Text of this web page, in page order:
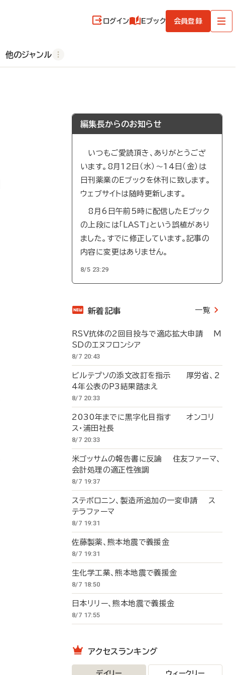
ログイン Eブック 会員登録
他のジャンル
編集長からのお知らせ
いつもご愛読頂き、ありがとうござ
います。8月12日（水）～14日（金）は
日刊薬業のEブックを休刊に致します。
ウェブサイトは随時更新します。
8月6日午前5時に配信したEブック
の上段には「LAST」という誤植があり
ました。すでに修正しています。記事の
内容に変更はありません。
8/5 23:29
新着記事 一覧
RSV抗体の2回目投与で適応拡大申請 M
SDのエヌフロンシア
8/7 20:43
ビルテプソの添文改訂を指示 厚労省、2
4年公表のP3結果踏まえ
8/7 20:33
2030年までに黒字化目指す オンコリ
ス・浦田社長
8/7 20:33
米ゴッサムの報告書に反論 住友ファーマ、
会計処理の適正性強調
8/7 19:37
ステボロニン、製造所追加の一変申請 ス
テラファーマ
8/7 19:31
佐藤製薬、熊本地震で義援金
8/7 19:31
生化学工業、熊本地震で義援金
8/7 18:50
日本リリー、熊本地震で義援金
8/7 17:55
アクセスランキング
デイリー ウィークリー